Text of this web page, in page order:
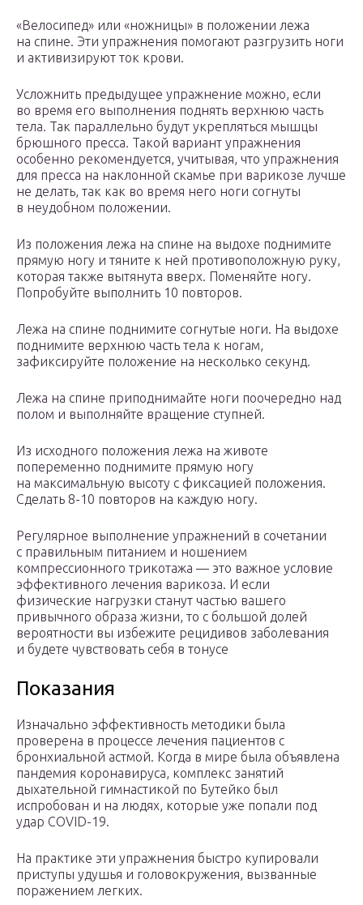
«Велосипед» или «ножницы» в положении лежа
на спине. Эти упражнения помогают разгрузить ноги
и активизируют ток крови.
Усложнить предыдущее упражнение можно, если
во время его выполнения поднять верхнюю часть
тела. Так параллельно будут укрепляться мышцы
брюшного пресса. Такой вариант упражнения
особенно рекомендуется, учитывая, что упражнения
для пресса на наклонной скамье при варикозе лучше
не делать, так как во время него ноги согнуты
в неудобном положении.
Из положения лежа на спине на выдохе поднимите
прямую ногу и тяните к ней противоположную руку,
которая также вытянута вверх. Поменяйте ногу.
Попробуйте выполнить 10 повторов.
Лежа на спине поднимите согнутые ноги. На выдохе
поднимите верхнюю часть тела к ногам,
зафиксируйте положение на несколько секунд.
Лежа на спине приподнимайте ноги поочередно над
полом и выполняйте вращение ступней.
Из исходного положения лежа на животе
попеременно поднимите прямую ногу
на максимальную высоту с фиксацией положения.
Сделать 8-10 повторов на каждую ногу.
Регулярное выполнение упражнений в сочетании
с правильным питанием и ношением
компрессионного трикотажа — это важное условие
эффективного лечения варикоза. И если
физические нагрузки станут частью вашего
привычного образа жизни, то с большой долей
вероятности вы избежите рецидивов заболевания
и будете чувствовать себя в тонусе
Показания
Изначально эффективность методики была
проверена в процессе лечения пациентов с
бронхиальной астмой. Когда в мире была объявлена
пандемия коронавируса, комплекс занятий
дыхательной гимнастикой по Бутейко был
испробован и на людях, которые уже попали под
удар COVID-19.
На практике эти упражнения быстро купировали
приступы удушья и головокружения, вызванные
поражением легких.